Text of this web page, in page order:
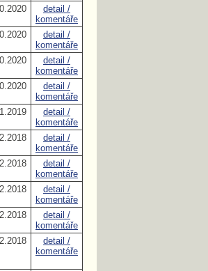
detail /
komentáře
detail /
komentáře
detail /
komentáře
detail /
komentáře
detail /
komentáře
detail /
komentáře
detail /
komentáře
detail /
komentáře
detail /
komentáře
detail /
komentáře